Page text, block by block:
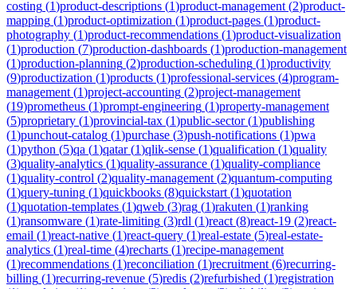
costing (1)product-descriptions (1)product-management (2)product-
mapping (1)product-optimization (1)product-pages (1)product-
photography (1)product-recommendations (1)product-visualization
(1)production (7)production-dashboards (1)production-management
(1)production-planning (2)production-scheduling (1)productivity
(9)productization (1)products (1)professional-services (4)program-
management (1)project-accounting (2)project-management
(19)prometheus (1)prompt-engineering (1)property-management
(5)proprietary (1)provincial-tax (1)public-sector(1)publishing
(1)punchout-catalog (1)purchase (3)push-notifications (1)pwa
(1)python (5)qa (1)qatar(1)qlik-sense (1)qualification (1)quality
(3)quality-analytics (1)quality-assurance (1)quality-compliance
(1)quality-control (2)quality-management (2)quantum-computing
(1)query-tuning (1)quickbooks (8)quickstart (1)quotation
(1)quotation-templates (1)qweb (3)rag (1)rakuten (1)ranking
(1)ransomware (1)rate-limiting (3)rdl (1)react (8)react-19 (2)react-
email (1)react-native (1)react-query (1)real-estate (5)real-estate-
analytics (1)real-time (4)recharts (1)recipe-management
(1)recommendations (1)reconciliation (1)recruitment (6)recurring-
billing (1)recurring-revenue (5)redis (2)refurbished (1)registration